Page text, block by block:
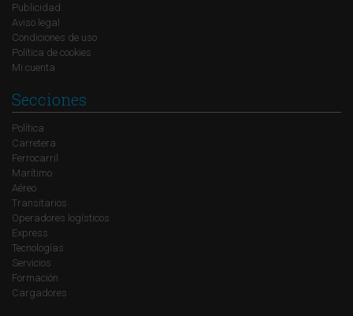
Publicidad
Aviso legal
Condiciones de uso
Política de cookies
Mi cuenta
Secciones
Política
Carretera
Ferrocarril
Marítimo
Aéreo
Transitarios
Operadores logísticos
Express
Tecnologías
Servicios
Formación
Cargadores